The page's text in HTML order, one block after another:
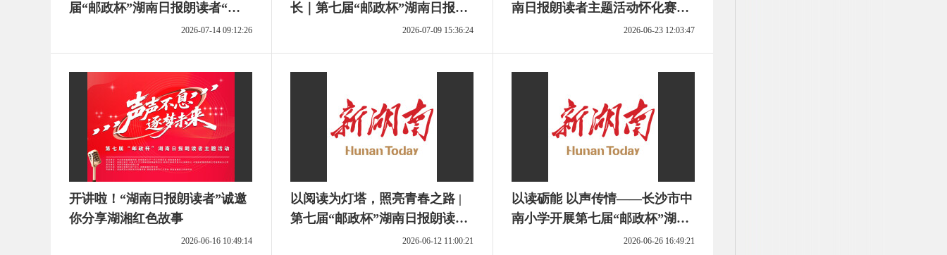
届“邮政杯”湖南日报朗读者“阅
读，看见更大的世界”主题活动
2026-07-14 09:12:26
长｜第七届“邮政杯”湖南日报朗
读者“阅读，看见更大的世界”主
2026-07-09 15:36:24
南日报朗读者主题活动怀化赛区
2026-06-23 12:03:47
开讲啦！“湖南日报朗读者”诚邀
你分享湖湘红色故事
2026-06-16 10:49:14
以阅读为灯塔，照亮青春之路 |
第七届“邮政杯”湖南日报朗读
者“阅读，看见更大的世界”主题
2026-06-12 11:00:21
以读砺能 以声传情——长沙市中
南小学开展第七届“邮政杯”湖南
日报朗读者主题活动2026-06-26 16:49:21